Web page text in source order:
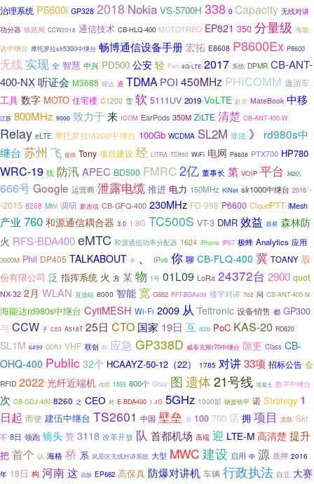
治理系统 P6600i GP328 2018 Nokia VS-5700H 338 0 Capacity 无线对讲
功分器 铁路局 CCW2018 通信技术 CB-HLQ-400 MOTOTRBO EP821 350 分量级 海能
达中继台 摩托罗拉slr5300中继台 畅博通信设备手册 宏拓 E8608 P8600Ex P8600
无线 实现 全 智慧 中兴 PD500 公安 轻 Part 4G-LTE 2017 系统 DPMR CB-ANT-
400-NX听证会 M3688 能达 通 TDMA POI 450MHz PHICOMM 遨游车
工具 数字 MOTO 住宅楼 C1200 雪 软 5111UV 2019 VoLTE 赴京 MateBook 中移
江苏 800MHz 9000 致力于来 ICOM EarPods 350M ZiLTE 清楚 CB-ANT-400-W
Relay eLTE 摩托罗拉r8200中继台 100Gb WCDMA SL2M 非法 》
rd980s中
继台 苏州 飞 提供 Tony 项目建设 经 LiTRA TD950 WiFi 电网 P8608 PTX700 HP780
WRC-19 线 防汛APEC BD500 FMRC 2亿 董事长 第 VOIP 平台 342亿
666号Google 运营商 泄露电缆 推进 电力 150MHz KiNet slr1000中继台 2016 -
-2015 8268 Mini 调研 新吉信 CB-GFQ-400 230MHz FD-998 P6600 CloudPTT iMesh
产业 760 和源通信耦合器 3.0 1.8G TC500S VT-3 DMR 效益 鼎桥 森林防
火 RFS-BDA400eMTC 和源通信功率分配器 1624 iPhone IP67 极蜂 Analytics 应用
3000M Phil DP405 TALKABOUT 半 、 IPv6 你 聊 CB-FLQ-400 冀 TOANY 股
份有限公司 泛 指挥系统 火 方 某 物 1号 01L09 LoRa 24372台 2900 quot
NX-32 2月 WLAN 直放站 8000 智能 宽 G882 RFT-BDA400 楼宇对讲 702 问 CB-ANT-400-N
海能达rd980s中继台 CytiMESH Wi-Fi 2009 从 Teltronic 设备销售 都 GP300
与 CCW 子 CE0 A518T 25日 CTO 国家 19日 互 8228 PoC KAS-20 RD620
SL1M 6499 DDR3 VHF 联创 和 应急 GP338D 威泰克斯r70中继台 隙更 Class CB-
OHQ-400 Public 32个 HCAAYZ-50-12（22） 1785 对讲33项 招标公告 会
RFID 2022 光纤近端机 传统 15日 800个 Gray 图 遗体21号线 混凝土 数字中继台
次 CB-GDJ-400 8260 之 CEO 对 E-BDA400 1.4G 5GHz 1000部 钢盔铁甲 诺 Strategy 1
日起 而使 建伍中继台 TS2601 中国 壁垒 省 100 700 话 拥 项目 支队 Skr
不 8日 领跑 镜头 赞 3118 改革开放 队 首都机场 高端 迎 LTE-M 高清楚 提升
把 首个 认 海格 桥 系 风景区无线对讲系统 大型 MWC 建设 启用 中 源 质押 2016
年 18日 构 河南这 疏散 EP682 高保真 防爆对讲机 车辆 行政执法 自立 大赛